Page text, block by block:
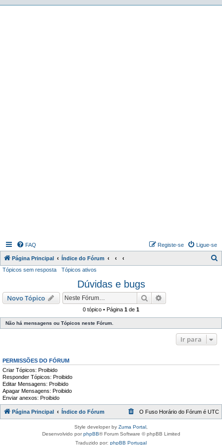
FAQ Ligue-se
Registe-se
Página Principal Índice do Fórum
i
s
Tópicos sem resposta Tópicos ativos
Dúvidas e bugs
Novo Tópico Pesquisar
0 tópico • Página 1 de 1
Não há mensagens ou Tópicos neste Fórum.
Ir para
PERMISSÕES DO FÓRUM
Criar Tópicos: Proibido
Responder Tópicos: Proibido
Editar Mensagens: Proibido
Apagar Mensagens: Proibido
Enviar anexos: Proibido
Página Principal Índice do Fórum O Fuso Horário do Fórum é UTC
Style developer by Zuma Portal
Desenvolvido porphpBB® Forum Software © phpBB Limited
Traduzido por: phpBB Portugal